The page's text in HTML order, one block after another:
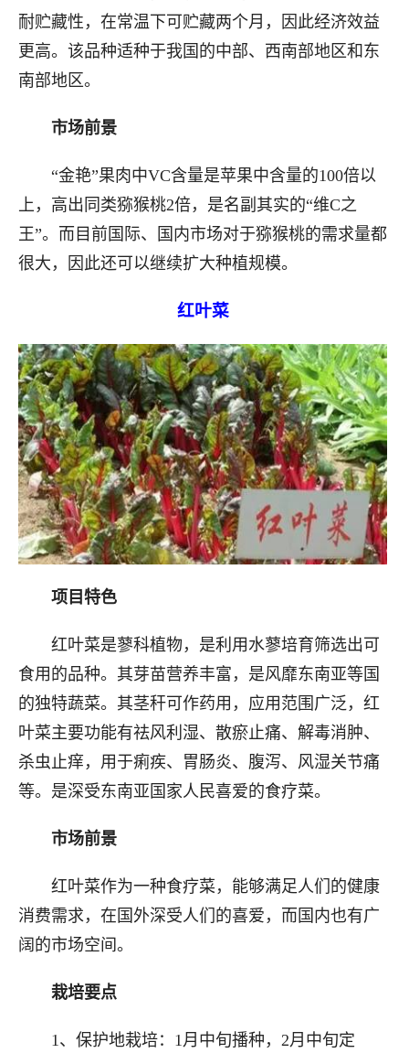
耐贮藏性，在常温下可贮藏两个月，因此经济效益
更高。该品种适种于我国的中部、西南部地区和东
南部地区。
市场前景
“金艳”果肉中VC含量是苹果中含量的100倍以
上，高出同类猕猴桃2倍，是名副其实的“维C之
王”。而目前国际、国内市场对于猕猴桃的需求量都
很大，因此还可以继续扩大种植规模。
红叶菜
项目特色
红叶菜是蓼科植物，是利用水蓼培育筛选出可
食用的品种。其芽苗营养丰富，是风靡东南亚等国
的独特蔬菜。其茎秆可作药用，应用范围广泛，红
叶菜主要功能有祛风利湿、散瘀止痛、解毒消肿、
杀虫止痒，用于痢疾、胃肠炎、腹泻、风湿关节痛
等。是深受东南亚国家人民喜爱的食疗菜。
市场前景
红叶菜作为一种食疗菜，能够满足人们的健康
消费需求，在国外深受人们的喜爱，而国内也有广
阔的市场空间。
栽培要点
1、保护地栽培：1月中旬播种，2月中旬定